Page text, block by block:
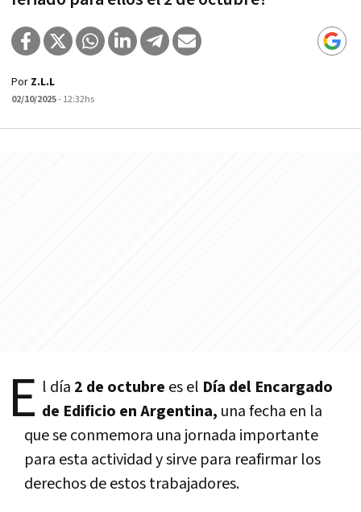
Por Z.L.L
02/10/2025- 12:32hs
E l día 2 de octubre es el Día del Encargado
de Edificio en Argentina, una fecha en la
que se conmemora una jornada importante
para esta actividad y sirve para reafirmar los
derechos de estos trabajadores.